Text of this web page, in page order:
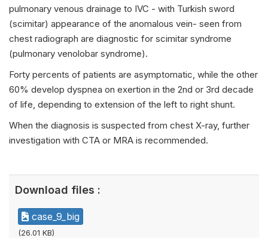
pulmonary venous drainage to IVC - with Turkish sword
(scimitar) appearance of the anomalous vein- seen from
chest radiograph are diagnostic for scimitar syndrome
(pulmonary venolobar syndrome).
Forty percents of patients are asymptomatic, while the other
60% develop dyspnea on exertion in the 2nd or 3rd decade
of life, depending to extension of the left to right shunt.
When the diagnosis is suspected from chest X-ray, further
investigation with CTA or MRA is recommended.
Download files :
case_9_big
(26.01 KB)